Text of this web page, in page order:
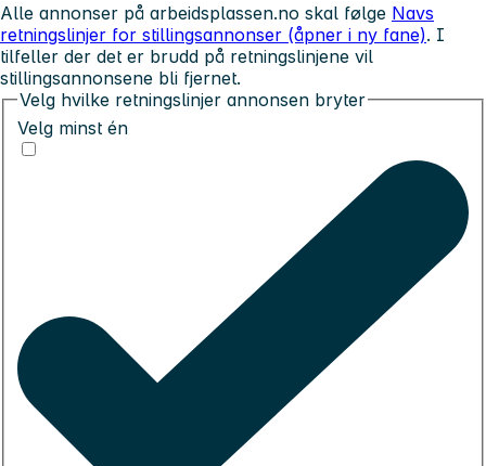
Alle annonser på arbeidsplassen.no skal følge Navs
retningslinjer for stillingsannonser (åpner i ny fane). I
tilfeller der det er brudd på retningslinjene vil
stillingsannonsene bli fjernet.
Velg hvilke retningslinjer annonsen bryter
Velg minst én